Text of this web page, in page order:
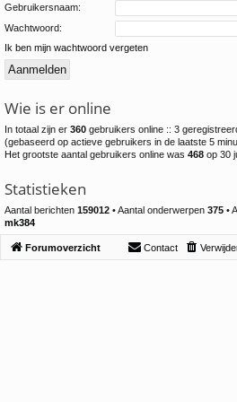
Gebruikersnaam:
Wachtwoord:
Ik ben mijn wachtwoord vergeten
Wie is er online
In totaal zijn er 360 gebruikers online :: 3
(gebaseerd op actieve gebruikers in de laatste 5
Het grootste aantal gebruikers online was 468 op 30
Statistieken
Aantal berichten 159012 • Aantal onderwerpen 375 •
mk384
Forumoverzicht Contact